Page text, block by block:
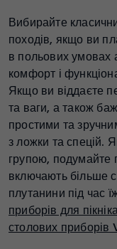
Вибирайте
походів, якщо ви
в польових умовах
комфорт і
Якщо ви віддаєте
та ваги, а також
простими та
з ложки та спецій.
групою, подумайте
включають більше
плутанини під час
приборів для
столових